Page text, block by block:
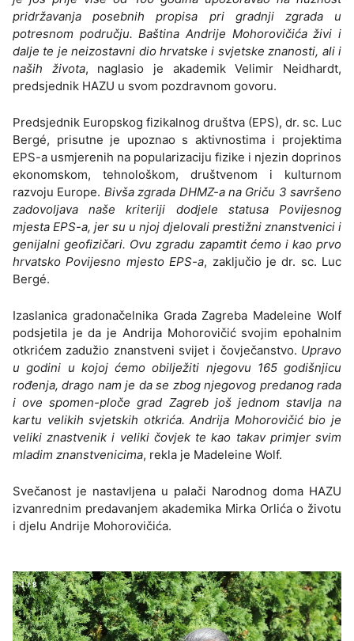
pridržavanja posebnih propisa pri gradnji zgrada u
potresnom području. Baština Andrije Mohorovičića živi i
dalje te je neizostavni dio hrvatske i svjetske znanosti, ali i
naših života, naglasio je akademik Velimir Neidhardt,
predsjednik HAZU u svom pozdravnom govoru.
Predsjednik Europskog fizikalnog društva (EPS), dr. sc. Luc
Bergé, prisutne je upoznao s aktivnostima i projektima
EPS-a usmjerenih na popularizaciju fizike i njezin doprinos
ekonomskom, tehnološkom, društvenom i kulturnom
razvoju Europe. Bivša zgrada DHMZ-a na Griču 3 savršeno
zadovoljava naše kriteriji dodjele statusa Povijesnog
mjesta EPS-a, jer su u njoj djelovali prestižni znanstvenici i
genijalni geofizičari. Ovu zgradu zapamtit ćemo i kao prvo
hrvatsko Povijesno mjesto EPS-a, zaključio je dr. sc. Luc
Bergé.
Izaslanica gradonačelnika Grada Zagreba Madeleine Wolf
podsjetila je da je Andrija Mohorovičić svojim epohalnim
otkrićem zadužio znanstveni svijet i čovječanstvo. Upravo
u godini u kojoj ćemo obilježiti njegovu 165 godišnjicu
rođenja, drago nam je da se zbog njegovog predanog rada
i ove spomen-ploče grad Zagreb još jednom stavlja na
kartu velikih svjetskih otkrića. Andrija Mohorovičić bio je
veliki znastvenik i veliki čovjek te kao takav primjer svim
mladim znanstvenicima, rekla je Madeleine Wolf.
Svečanost je nastavljena u palači Narodnog doma HAZU
izvanrednim predavanjem akademika Mirka Orlića o životu
i djelu Andrije Mohorovičića.
1/8